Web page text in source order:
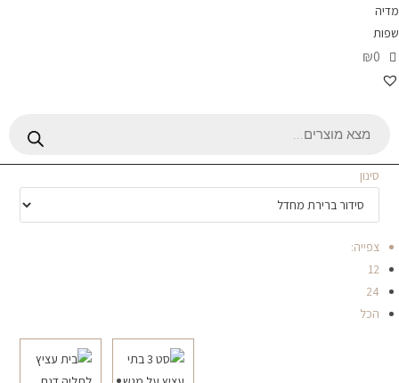
מדיה
שפות
₪0
search
סינון
צפייה:
12
24
הכל